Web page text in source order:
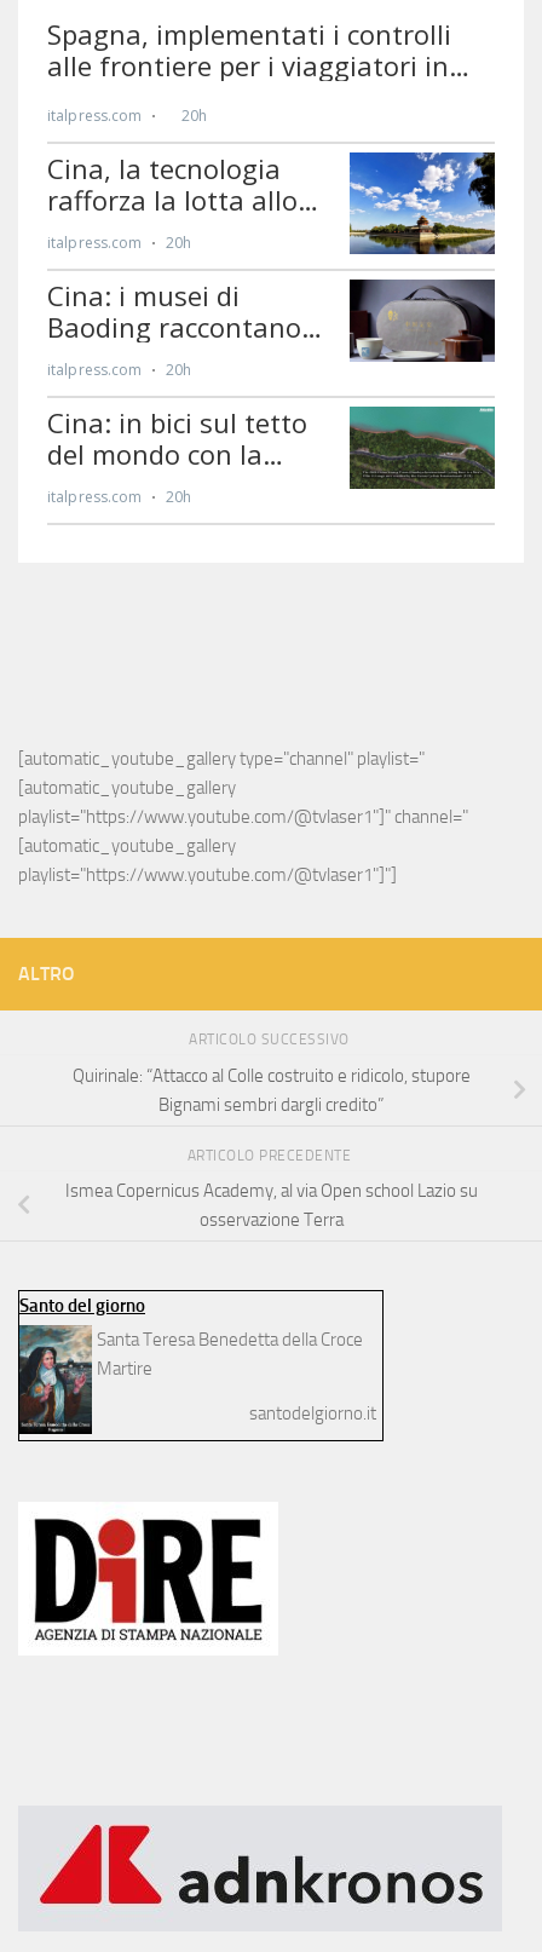
[automatic_youtube_gallery type="channel" playlist="
[automatic_youtube_gallery
playlist="https://www.youtube.com/@tvlaser1"]" channel="
[automatic_youtube_gallery
playlist="https://www.youtube.com/@tvlaser1"]"]
ALTRO
ARTICOLO SUCCESSIVO
Quirinale: “Attacco al Colle costruito e ridicolo, stupore
Bignami sembri dargli credito”
ARTICOLO PRECEDENTE
Ismea Copernicus Academy, al via Open school Lazio su
osservazione Terra
Santo del giorno
Santa Teresa Benedetta della Croce
Martire
santodelgiorno.it